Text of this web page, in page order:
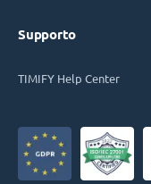
Supporto
TIMIFY Help Center